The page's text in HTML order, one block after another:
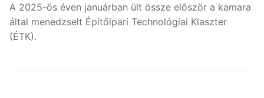
A 2025-ös éven januárban ült össze először a kamara
által menedzselt Építőipari Technológiai Klaszter
(ÉTK).